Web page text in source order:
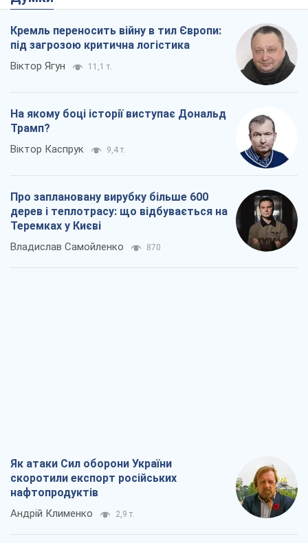
Кремль переносить війну в тил Європи:
під загрозою критична логістика
Віктор Ягун 11,1 т.
На якому боці історії виступає Дональд
Трамп?
Віктор Каспрук 9,4 т.
Про заплановану вирубку більше 600
дерев і теплотрасу: що відбувається на
Теремках у Києві
Владислав Самойленко 870
Як атаки Сил оборони України
скоротили експорт російських
нафтопродуктів
Андрій Клименко 2,9 т.